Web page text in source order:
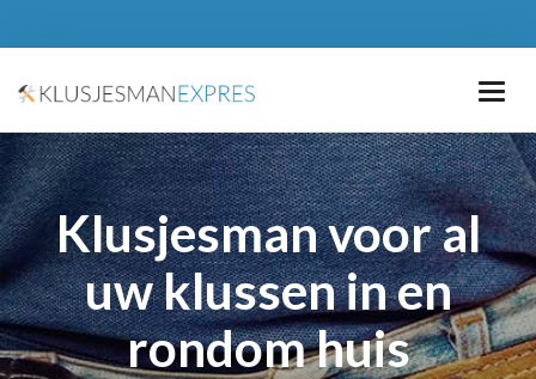
Klusjesman voor al
uw klussen in en
rondom huis